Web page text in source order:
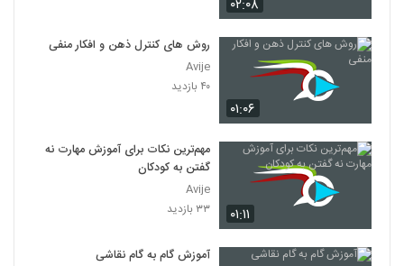
۰۲:۰۸
۰۱:۰۶
روش های کنترل ذهن و افکار منفی
Avije
۴۰ بازدید
۰۱:۱۱
مهم‌ترین نکات برای آموزش مهارت نه
گفتن به کودکان
Avije
۳۳ بازدید
آموزش گام به گام نقاشی